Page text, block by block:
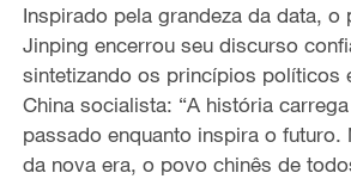
Inspirado pela grandeza da data, o
Jinping encerrou seu discurso
sintetizando os princípios políticos
China socialista: “A história
passado enquanto inspira o futuro.
da nova era, o povo chinês de